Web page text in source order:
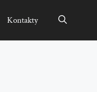
Kontakty